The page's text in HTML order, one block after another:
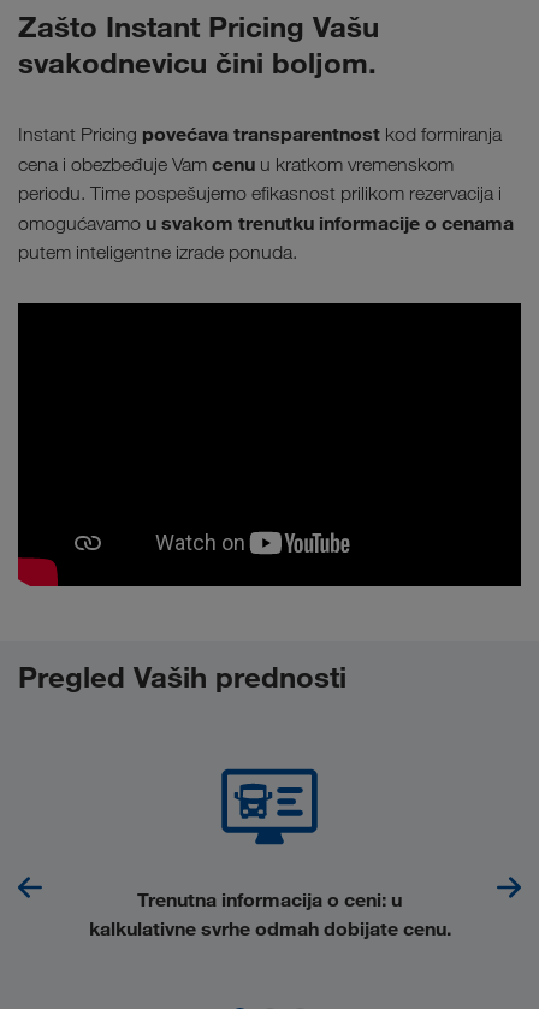
Zašto Instant Pricing Vašu
svakodnevicu čini boljom.
Instant Pricing povećava transparentnost kod formiranja
cena i obezbeđuje Vam cenu u kratkom vremenskom
periodu. Time pospešujemo efikasnost prilikom rezervacija i
omogućavamo u svakom trenutku informacije o cenama
putem inteligentne izrade ponuda.
Pregled Vaših prednosti
Trenutna informacija o ceni: u
kalkulativne svrhe odmah dobijate cenu.